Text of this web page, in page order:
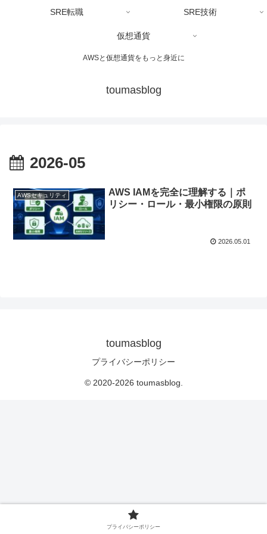
AWSと仮想通貨をもっと身近に
toumasblog
SRE転職 SRE技術
仮想通貨
2026-05
AWSセキュリティ
AWS IAMを完全に理解する｜ポ
リシー・ロール・最小権限の原則
2026.05.01
toumasblog
プライバシーポリシー
© 2020-2026 toumasblog.
プライバシーポリシー